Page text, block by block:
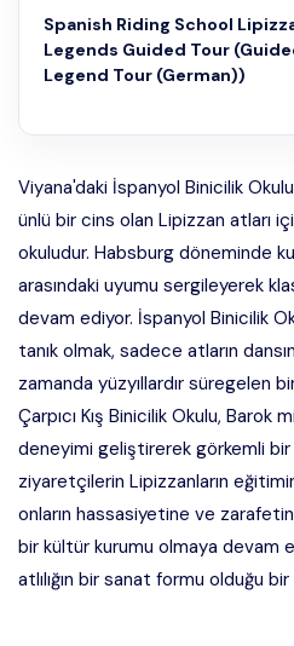
Spanish Riding School
Legends Guided Tour
Legend Tour (German))
Viyana'daki İspanyol Binicilik
ünlü bir cins olan Lipizzan atları
okuludur. Habsburg döneminde
arasındaki uyumu sergileyerek
devam ediyor. İspanyol Binicilik
tanık olmak, sadece atların
zamanda yüzyıllardır süregelen
Çarpıcı Kış Binicilik Okulu,
deneyimi geliştirerek görkemli bir
ziyaretçilerin Lipizzanların
onların hassasiyetine ve
bir kültür kurumu olmaya devam
atlılığın bir sanat formu olduğu